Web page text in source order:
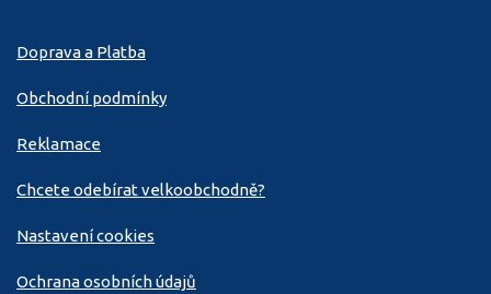
Doprava a Platba
Obchodní podmínky
Reklamace
Chcete odebírat velkoobchodně?
Nastavení cookies
Ochrana osobních údajů